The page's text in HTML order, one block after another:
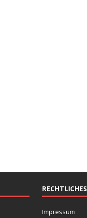
RECHTLICHES
Impressum